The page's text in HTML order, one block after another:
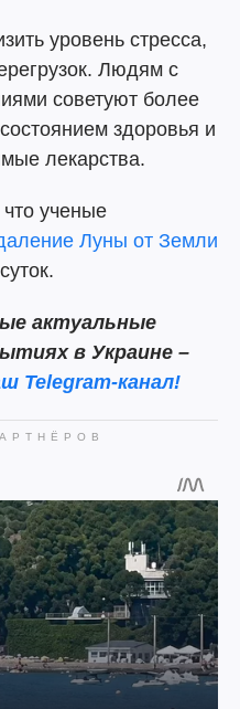
уровень стресса,
Людям с
советуют более
здоровья и
лекарства.
ученые
Луны от Земли
актуальные
в Украине –
Telegram-канал!